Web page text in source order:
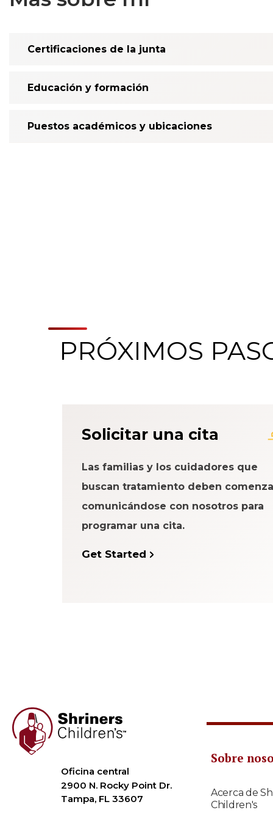
Certificaciones de la junta
Educación y formación
Puestos académicos y ubicaciones
Paciente
PRÓXIMOS
Solicitar una cita
Las familias y los cuidadores que
buscan tratamiento deben
comunicándose con nosotros para
programar una cita.
Get Started
Oficina central
2900 N. Rocky Point Dr.
Tampa, FL 33607
Sobre
Acerca de
Children's